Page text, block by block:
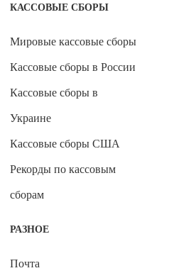
КАССОВЫЕ СБОРЫ
Мировые кассовые сборы
Кассовые сборы в России
Кассовые сборы в
Украине
Кассовые сборы США
Рекорды по кассовым
сборам
РАЗНОЕ
Почта